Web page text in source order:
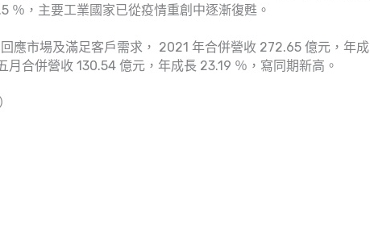
％，主要工業國家已從疫情重創中逐漸復甦。
應市場及滿足客戶需求， 2021 年合併營收 272.65 億元，年成
合併營收 130.54 億元，年成長 23.19 ％，寫同期新高。